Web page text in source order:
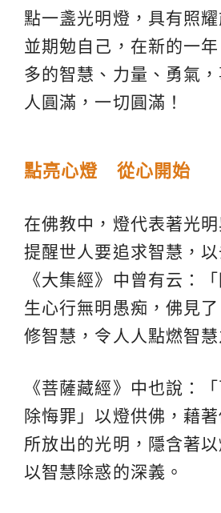
點一盞光明燈，具有照耀
並期勉自己，在新的一
多的智慧、力量、勇氣
人圓滿，一切圓滿！
點亮心燈 從心開始
在佛教中，燈代表著光
提醒世人要追求智慧，以
《大集經》中曾有云：
生心行無明愚痴，佛見
修智慧，令人人點燃智慧
《菩薩藏經》中也說：
除悔罪」以燈供佛，藉
所放出的光明，隱含著
以智慧除惑的深義。